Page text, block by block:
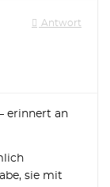
Antwort
erinnert an
sie mit